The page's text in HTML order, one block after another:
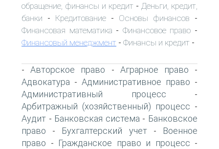
обращение, финансы и кредит - Деньги, кредит,
банки - Кредитование - Основы финансов -
Финансовая математика - Финансовое право -
Финансовый менеджмент - Финансы и кредит -
-Авторское право - Аграрное право -
Адвокатура - Административное право -
Административный процесс -
Арбитражный (хозяйственный) процесс -
Аудит - Банковская система - Банковское
право - Бухгалтерский учет-
Военное
право - Гражданское право и процесс -